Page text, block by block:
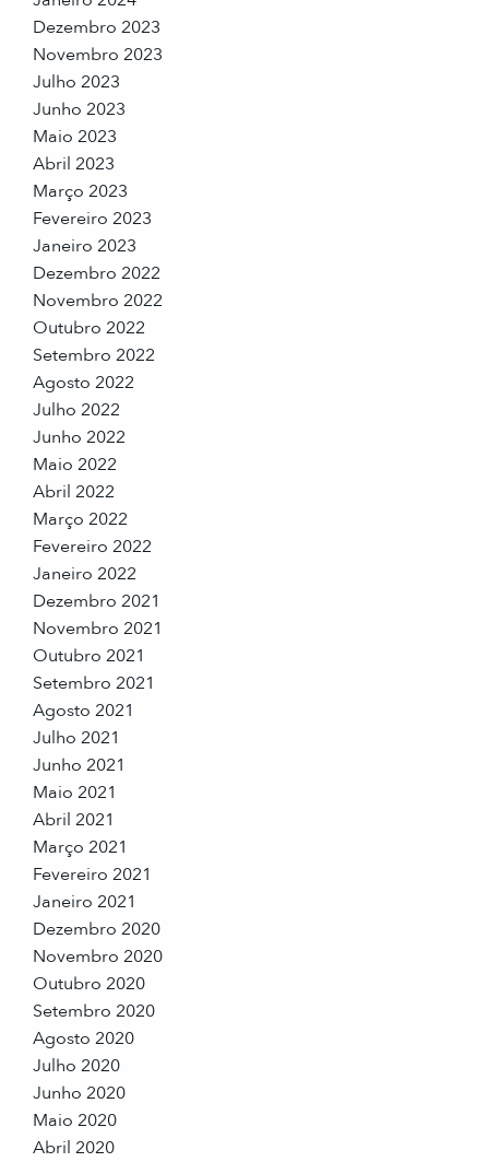
Dezembro 2023
Novembro 2023
Julho 2023
Junho 2023
Maio 2023
Abril 2023
Março 2023
Fevereiro 2023
Janeiro 2023
Dezembro 2022
Novembro 2022
Outubro 2022
Setembro 2022
Agosto 2022
Julho 2022
Junho 2022
Maio 2022
Abril 2022
Março 2022
Fevereiro 2022
Janeiro 2022
Dezembro 2021
Novembro 2021
Outubro 2021
Setembro 2021
Agosto 2021
Julho 2021
Junho 2021
Maio 2021
Abril 2021
Março 2021
Fevereiro 2021
Janeiro 2021
Dezembro 2020
Novembro 2020
Outubro 2020
Setembro 2020
Agosto 2020
Julho 2020
Junho 2020
Maio 2020
Abril 2020